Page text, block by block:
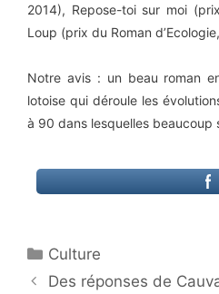
2014), Repose-toi sur moi
Loup (prix du Roman
Notre avis : un beau roman
lotoise qui déroule les
à 90 dans lesquelles beaucoup
Catégories
Culture
Des réponses de